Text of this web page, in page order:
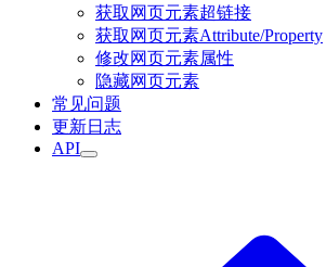
获取网页元素超链接
获取网页元素Attribute/Property
修改网页元素属性
隐藏网页元素
常见问题
更新日志
API